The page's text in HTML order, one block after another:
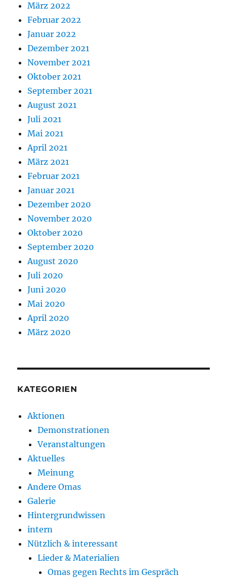
März 2022
Februar 2022
Januar 2022
Dezember 2021
November 2021
Oktober 2021
September 2021
August 2021
Juli 2021
Mai 2021
April 2021
März 2021
Februar 2021
Januar 2021
Dezember 2020
November 2020
Oktober 2020
September 2020
August 2020
Juli 2020
Juni 2020
Mai 2020
April 2020
März 2020
KATEGORIEN
Aktionen
Demonstrationen
Veranstaltungen
Aktuelles
Meinung
Andere Omas
Galerie
Hintergrundwissen
intern
Nützlich & interessant
Lieder & Materialien
Omas gegen Rechts im Gespräch